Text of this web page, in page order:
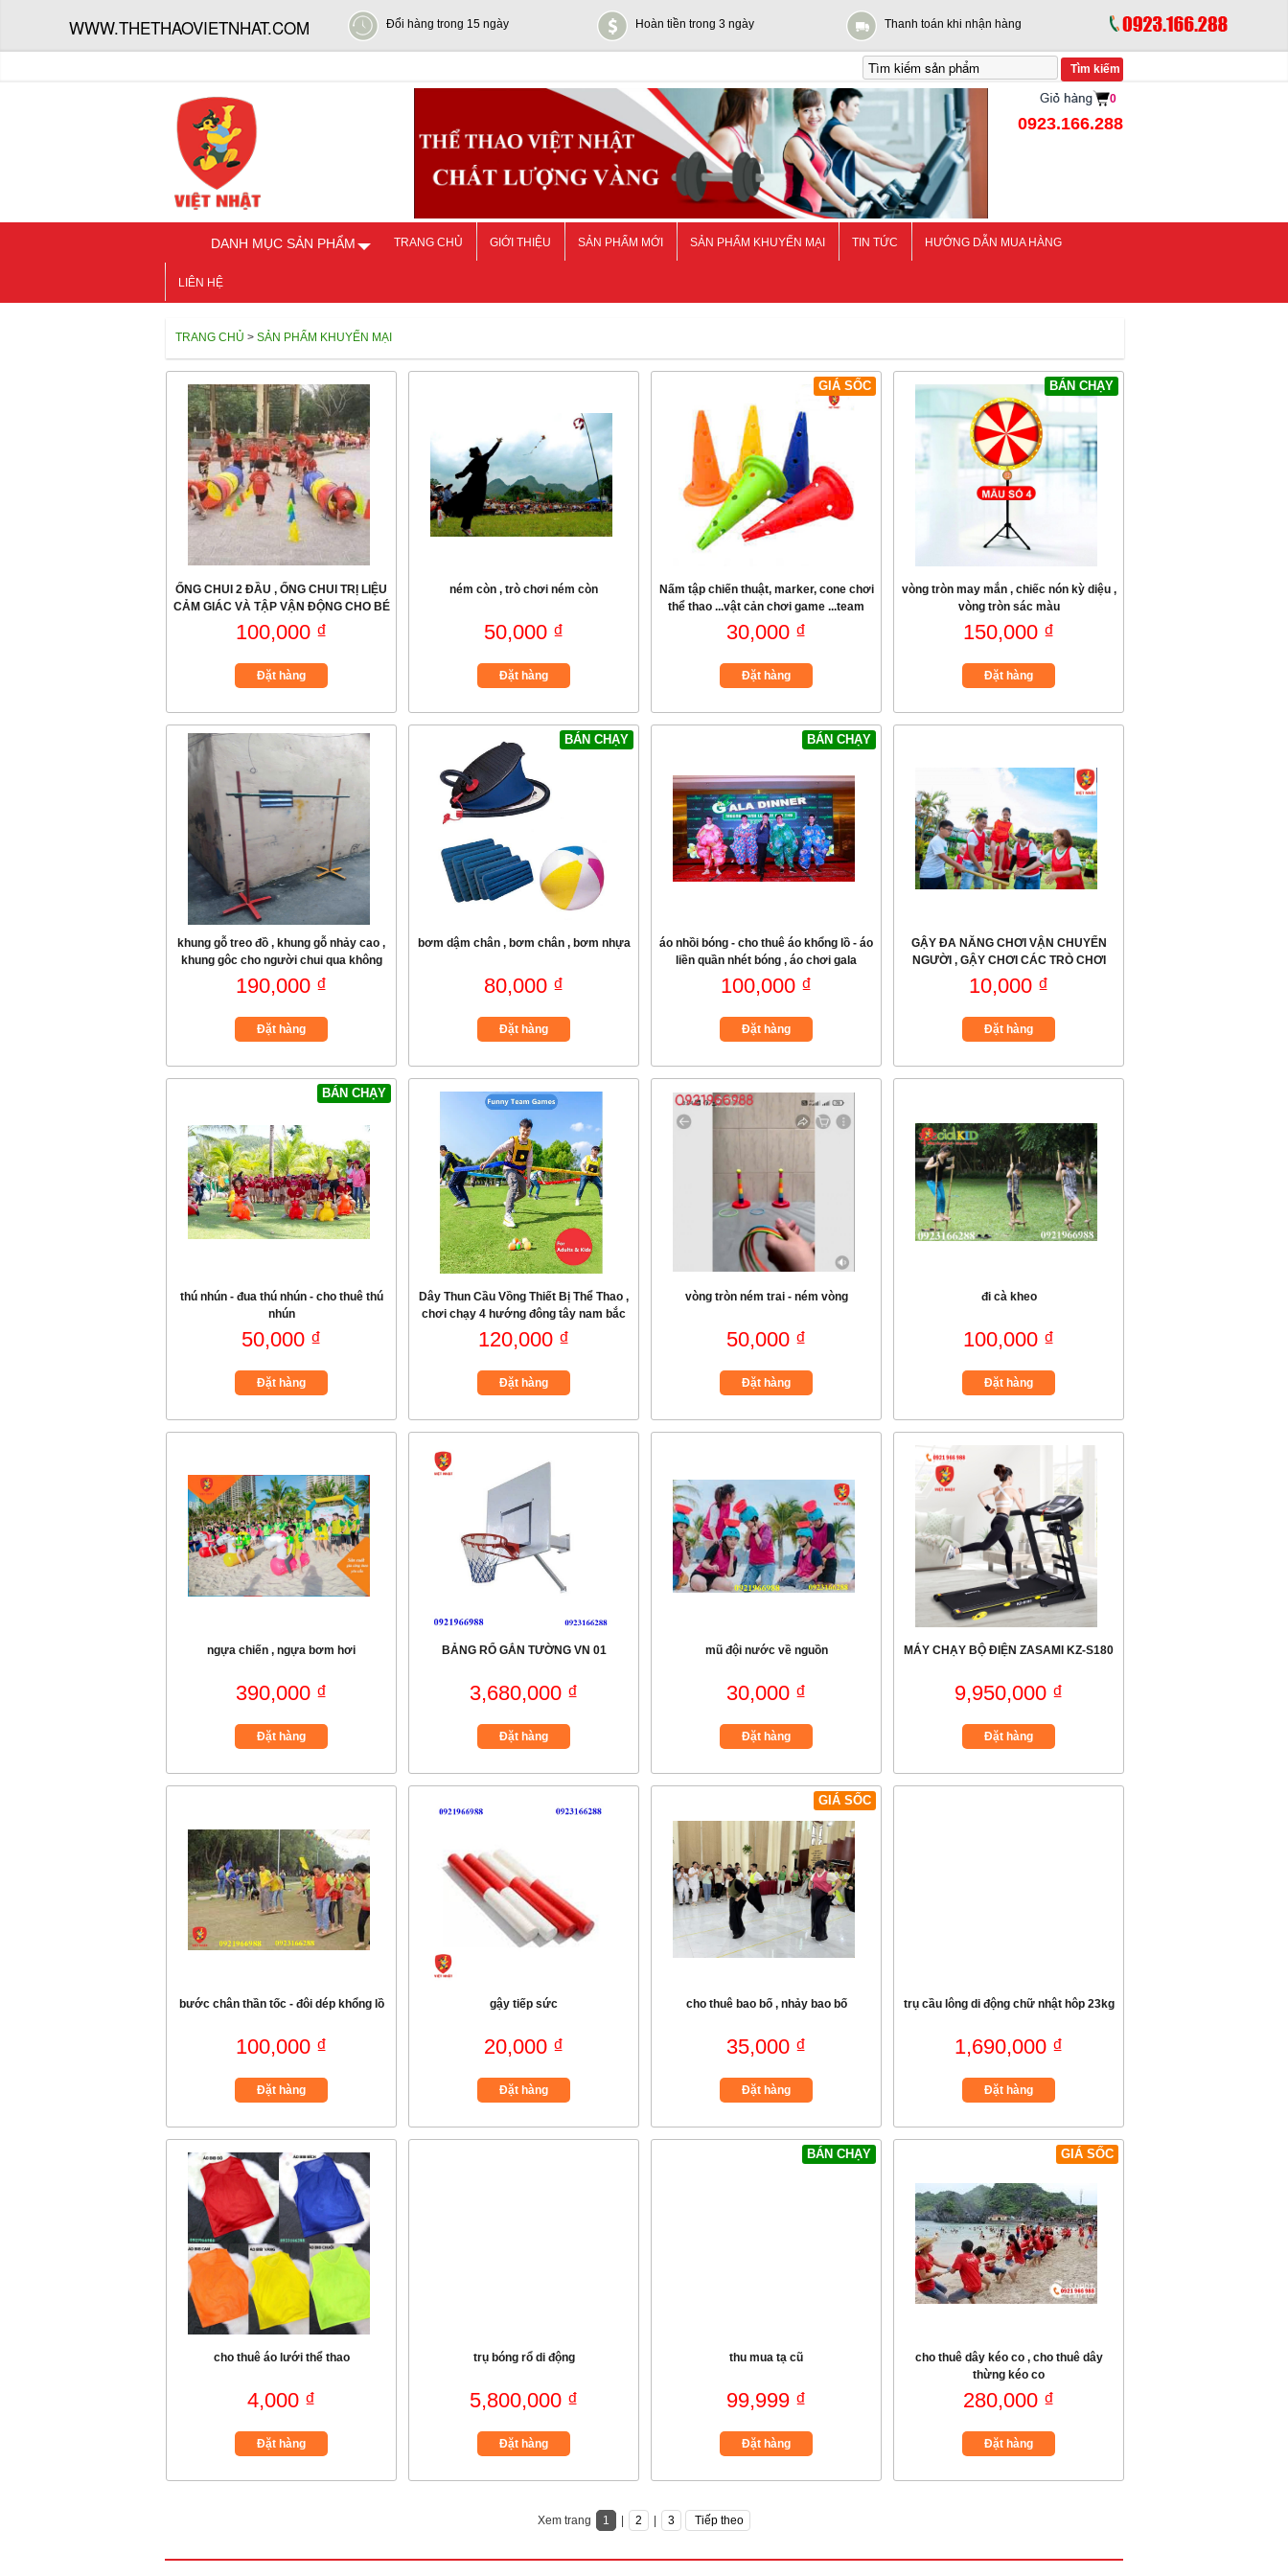
WWW.THETHAOVIETNHAT.COM Đổi hàng trong 15 ngày Hoàn tiền trong 3 ngày Thanh toán khi nhận hàng
0
0923.166.288
DANH MỤC SẢN PHẨM TRANG CHỦ GIỚI THIỆU SẢN PHẨM MỚI SẢN PHẨM KHUYẾN MẠI TIN TỨC HƯỚNG DẪN MUA HÀNG
LIÊN HỆ
TRANG CHỦ > SẢN PHẨM KHUYẾN MẠI
ỐNG CHUI 2 ĐẦU , ỐNG CHUI TRỊ LIỆU
CẢM GIÁC VÀ TẬP VẬN ĐỘNG CHO BÉ
100,000 ₫
Đặt hàng
ném còn , trò chơi ném còn
50,000 ₫
Đặt hàng
GIÁ SỐC
Nấm tập chiến thuật, marker, cone chơi
thể thao ...vật cản chơi game ...team
bulding
30,000 ₫
Đặt hàng
BÁN CHẠY
vòng tròn may mắn , chiếc nón kỳ diệu ,
vòng tròn sác màu
150,000 ₫
Đặt hàng
khung gỗ treo đồ , khung gỗ nhảy cao ,
khung gôc cho người chui qua không
trạm
190,000 ₫
Đặt hàng
BÁN CHẠY
bơm dậm chân , bơm chân , bơm nhựa
80,000 ₫
Đặt hàng
BÁN CHẠY
áo nhồi bóng - cho thuê áo khổng lồ - áo
liền quần nhét bóng , áo chơi gala
100,000 ₫
Đặt hàng
GẬY ĐA NĂNG CHƠI VẬN CHUYỂN
NGƯỜI , GẬY CHƠI CÁC TRÒ CHƠI
VẬN ĐỘNG
10,000 ₫
Đặt hàng
BÁN CHẠY
thú nhún - đua thú nhún - cho thuê thú
nhún
50,000 ₫
Đặt hàng
Dây Thun Cầu Vồng Thiết Bị Thể Thao ,
chơi chạy 4 hướng đông tây nam bắc
120,000 ₫
Đặt hàng
vòng tròn ném trai - ném vòng
50,000 ₫
Đặt hàng
đi cà kheo
100,000 ₫
Đặt hàng
ngựa chiến , ngựa bơm hơi
390,000 ₫
Đặt hàng
BẢNG RỔ GẮN TƯỜNG VN 01
3,680,000 ₫
Đặt hàng
mũ đội nước về nguồn
30,000 ₫
Đặt hàng
MÁY CHẠY BỘ ĐIỆN ZASAMI KZ-S180
9,950,000 ₫
Đặt hàng
bước chân thần tốc - đôi dép khổng lồ
100,000 ₫
Đặt hàng
gậy tiếp sức
20,000 ₫
Đặt hàng
GIÁ SỐC
cho thuê bao bố , nhảy bao bố
35,000 ₫
Đặt hàng
trụ cầu lông di động chữ nhật hôp 23kg
1,690,000 ₫
Đặt hàng
cho thuê áo lưới thể thao
4,000 ₫
Đặt hàng
trụ bóng rổ di động
5,800,000 ₫
Đặt hàng
BÁN CHẠY
thu mua tạ cũ
99,999 ₫
Đặt hàng
GIÁ SỐC
cho thuê dây kéo co , cho thuê dây
thừng kéo co
280,000 ₫
Đặt hàng
Xem trang 1 2 3 Tiếp theo